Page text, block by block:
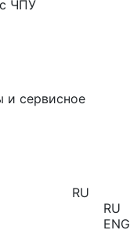
ЧПУ
и сервисное
RU
RU
ENG